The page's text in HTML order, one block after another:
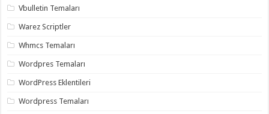
Vbulletin Temaları
Warez Scriptler
Whmcs Temaları
Wordpres Temaları
WordPress Eklentileri
Wordpress Temaları